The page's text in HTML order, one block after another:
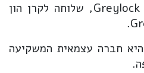
החברה התחילה בשם Greylock IL, שלוחה לקרן הון
כיום, חברת 83NORTH היא חברה עצמאית המשקיעה